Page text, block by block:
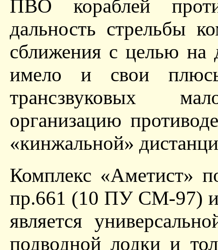
ПВО кораблей
дальность стрельбы
сближения с целью на
имело и свои
трансзвуковых
организацию
«кинжальной»
Комплекс «Аметист»
пр.661 (10 ПУ СМ-97)
является
подводной лодки и